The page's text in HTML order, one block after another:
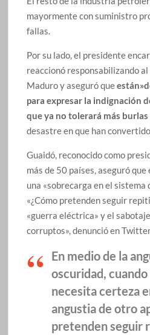
mayormente con suministro
fallas.
Por su lado, el presidente
reaccionó responsabilizando
Maduro y aseguró que
para expresar la indignación
que ya no tolerará más burlas
desastre en que han convertido
Guaidó, reconocido como
más de 50 países, aseguró
una «sobrecarga en el sistema
«¿Cómo pretenden seguir
«guerra eléctrica» y el
corruptos», denunció en
En medio de la
oscuridad,
necesita certeza
angustia de otro
pretenden seguir